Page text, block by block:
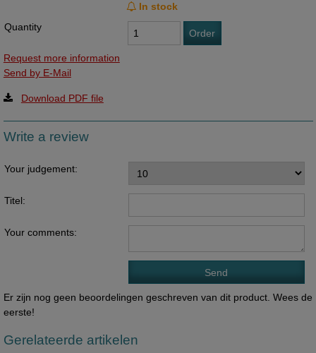
In stock
Quantity
Order
Request more information
Send by E-Mail
Download PDF file
Write a review
Your judgement:
Titel:
Your comments:
Er zijn nog geen beoordelingen geschreven van dit product. Wees de
eerste!
Gerelateerde artikelen